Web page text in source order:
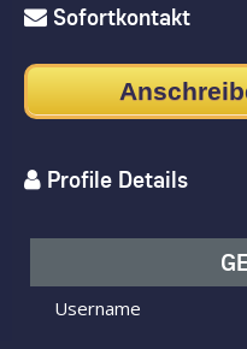
Sofortkontakt
Profile Details
Username